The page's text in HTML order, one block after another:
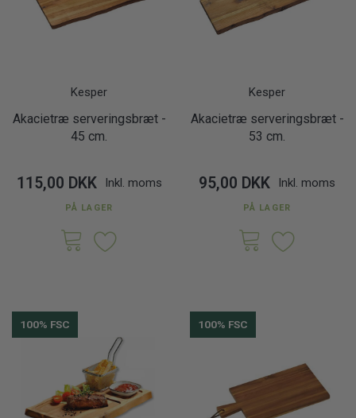
Kesper
Akacietræ serveringsbræt -
45 cm.
115,00 DKK Inkl. moms
PÅ LAGER
Kesper
Akacietræ serveringsbræt -
53 cm.
95,00 DKK Inkl. moms
PÅ LAGER
100% FSC 100% FSC